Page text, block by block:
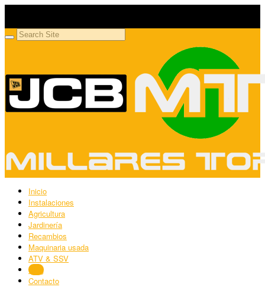
Inicio
Instalaciones
Agricultura
Jardinería
Recambios
Maquinaria usada
ATV & SSV
Blog
Contacto